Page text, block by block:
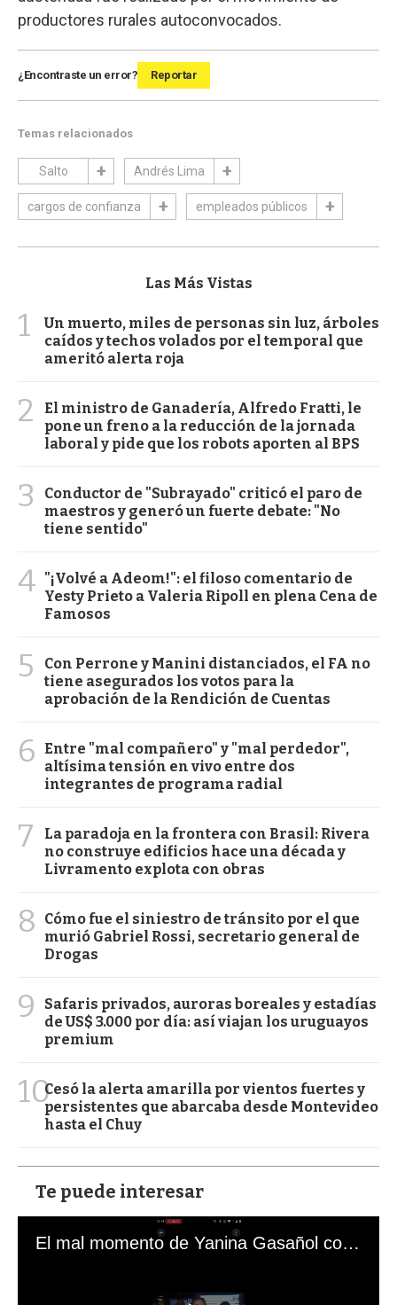
productores rurales autoconvocados.
¿Encontraste un error? Reportar
Temas relacionados
Salto Andrés Lima
cargos de confianza empleados públicos
Las Más Vistas
1
Un muerto, miles de personas sin luz, árboles
caídos y techos volados por el temporal que
ameritó alerta roja
2
El ministro de Ganadería, Alfredo Fratti, le
pone un freno a la reducción de la jornada
laboral y pide que los robots aporten al BPS
3
Conductor de "Subrayado" criticó el paro de
maestros y generó un fuerte debate: "No
tiene sentido"
4 "¡Volvé a Adeom!": el filoso comentario de
Yesty Prieto a Valeria Ripoll en plena Cena de
Famosos
5
Con Perrone y Manini distanciados, el FA no
tiene asegurados los votos para la
aprobación de la Rendición de Cuentas
6
Entre "mal compañero" y "mal perdedor",
altísima tensión en vivo entre dos
integrantes de programa radial
7
La paradoja en la frontera con Brasil: Rivera
no construye edificios hace una década y
Livramento explota con obras
8
Cómo fue el siniestro de tránsito por el que
murió Gabriel Rossi, secretario general de
Drogas
9
Safaris privados, auroras boreales y estadías
de US$ 3.000 por día: así viajan los uruguayos
premium
10Cesó la alerta amarilla por vientos fuertes y
persistentes que abarcaba desde Montevideo
hasta el Chuy
Te puede interesar
El mal momento de Yanina Gasañol con un hincha argentino en "Subrayado"